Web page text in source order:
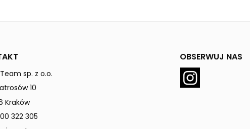
sp. z o.o.
10
Kraków
322 305
OBSERWUJ NAS